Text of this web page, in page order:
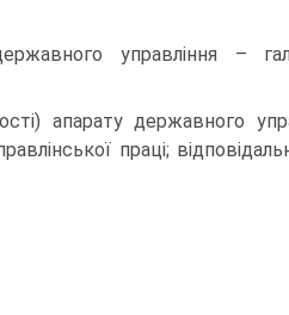
управління –
апарату державного
праці;